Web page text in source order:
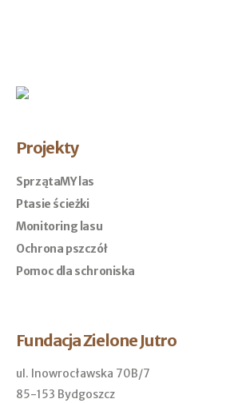
Projekty
SprzątaMY las
Ptasie ścieżki
Monitoring lasu
Ochrona pszczół
Pomoc dla schroniska
Fundacja Zielone Jutro
ul. Inowrocławska 70B/7
85-153 Bydgoszcz